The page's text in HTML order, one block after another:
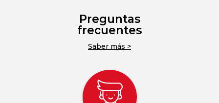
Preguntas
frecuentes
Saber más >